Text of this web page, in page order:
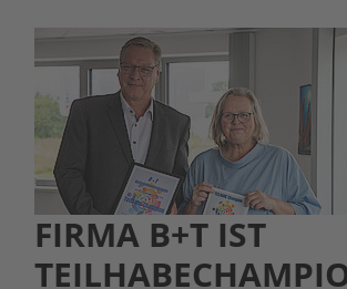
FIRMA B+T IST